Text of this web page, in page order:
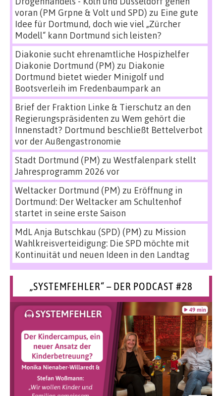
voran (PM Grpne & Volt und SPD) zu Eine gute
Idee für Dortmund, doch wie viel „Zürcher
Modell“ kann Dortmund sich leisten?
Diakonie sucht ehrenamtliche Hospizhelfer
Diakonie Dortmund (PM) zu Diakonie
Dortmund bietet wieder Minigolf und
Bootsverleih im Fredenbaumpark an
Brief der Fraktion Linke & Tierschutz an den
Regierungspräsidenten zu Wem gehört die
Innenstadt? Dortmund beschließt Bettelverbot
vor der Außengastronomie
Stadt Dortmund (PM) zu Westfalenpark stellt
Jahresprogramm 2026 vor
Weltacker Dortmund (PM) zu Eröffnung in
Dortmund: Der Weltacker am Schultenhof
startet in seine erste Saison
MdL Anja Butschkau (SPD) (PM) zu Mission
Wahlkreisverteidigung: Die SPD möchte mit
Kontinuität und neuen Ideen in den Landtag
„SYSTEMFEHLER“ – DER PODCAST #28